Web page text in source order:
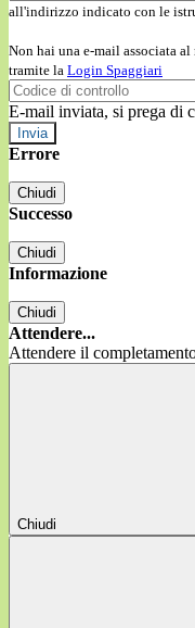
all'indirizzo indicato con le
Non hai una e-mail associata
tramite la Login Spaggiari
E-mail inviata, si prega di
Errore
Chiudi
Successo
Chiudi
Informazione
Chiudi
Attendere...
Attendere il
Chiudi